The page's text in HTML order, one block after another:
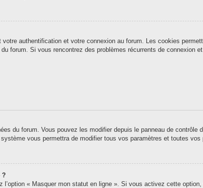
authentification et votre connexion au forum. Les cookies
forum. Si vous rencontrez des problèmes récurrents de connexion
du forum. Vous pouvez les modifier depuis le panneau de contrôle
vous permettra de modifier tous vos paramètres et toutes vos
?
« Masquer mon statut en ligne ». Si vous activez cette